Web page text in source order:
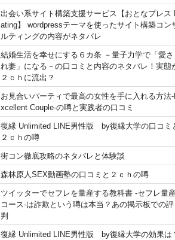
出会い系サイト構築支援サービス【おとなプレス
ating】 wordpressテーマを使ったサイト構築コン
ルティングの内容がネタバレ
結婚生活を幸せにする６カ条 －量子力学で「愛さ
れ妻」になる－の口コミと内容のネタバレ！実態
２ｃｈに流出？
お見合いパーティで最高の女性を手に入れる方法-
xcellent Couple-の噂と実践者の口コミ
復縁 Unlimited LINE男性版 by復縁大学の口コミ
２ｃｈの噂
街コン徹底攻略のネタバレと体験談
森林原人SEX動画塾の口コミと２ｃｈの噂
ツイッターでセフレを量産する教科書 -セフレ量産
コース-は詐欺という噂は本当？あの掲示板での評
判
復縁 Unlimited LINE男性版 by復縁大学の効果は